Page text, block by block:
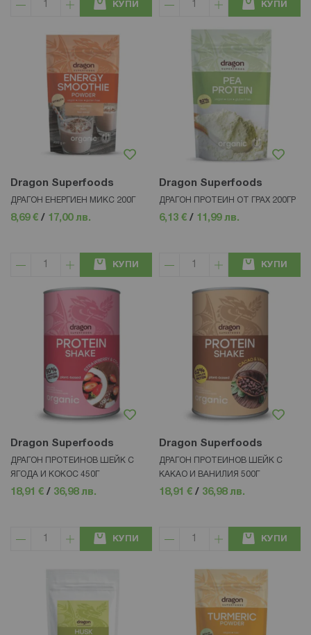
КУПИ КУПИ
Dragon Superfoods
ДРАГОН ЕНЕРГИЕН МИКС 200Г
8,69 € / 17,00 лв.
КУПИ
Dragon Superfoods
ДРАГОН ПРОТЕИН ОТ ГРАХ 200ГР
6,13 € / 11,99 лв.
КУПИ
Dragon Superfoods
ДРАГОН ПРОТЕИНОВ ШЕЙК С
ЯГОДА И КОКОС 450Г
18,91 € / 36,98 лв.
КУПИ
Dragon Superfoods
ДРАГОН ПРОТЕИНОВ ШЕЙК С
КАКАО И ВАНИЛИЯ 500Г
18,91 € / 36,98 лв.
КУПИ